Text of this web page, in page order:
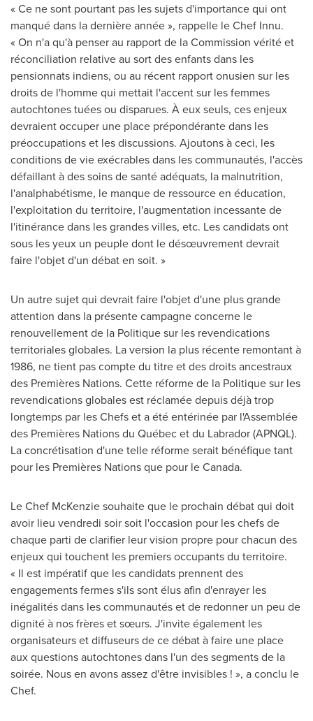
« Ce ne sont pourtant pas les sujets d'importance qui ont
manqué dans la dernière année », rappelle le Chef Innu.
« On n'a qu'à penser au rapport de la Commission vérité et
réconciliation relative au sort des enfants dans les
pensionnats indiens, ou au récent rapport onusien sur les
droits de l'homme qui mettait l'accent sur les femmes
autochtones tuées ou disparues. À eux seuls, ces enjeux
devraient occuper une place prépondérante dans les
préoccupations et les discussions. Ajoutons à ceci, les
conditions de vie exécrables dans les communautés, l'accès
défaillant à des soins de santé adéquats, la malnutrition,
l'analphabétisme, le manque de ressource en éducation,
l'exploitation du territoire, l'augmentation incessante de
l'itinérance dans les grandes villes, etc. Les candidats ont
sous les yeux un peuple dont le désœuvrement devrait
faire l'objet d'un débat en soit. »
Un autre sujet qui devrait faire l'objet d'une plus grande
attention dans la présente campagne concerne le
renouvellement de la Politique sur les revendications
territoriales globales. La version la plus récente remontant à
1986, ne tient pas compte du titre et des droits ancestraux
des Premières Nations. Cette réforme de la Politique sur les
revendications globales est réclamée depuis déjà trop
longtemps par les Chefs et a été entérinée par l'Assemblée
des Premières Nations du Québec et du Labrador(APNQL).
La concrétisation d'une telle réforme serait bénéfique tant
pour les Premières Nations que pour leCanada.
Le Chef McKenzie souhaite que le prochain débat qui doit
avoir lieu vendredi soir soit l'occasion pour les chefs de
chaque parti de clarifier leur vision propre pour chacun des
enjeux qui touchent les premiers occupants du territoire.
« Il est impératif que les candidats prennent des
engagements fermes s'ils sont élus afin d'enrayer les
inégalités dans les communautés et de redonner un peu de
dignité à nos frères et sœurs. J'invite également les
organisateurs et diffuseurs de ce débat à faire une place
aux questions autochtones dans l'un des segments de la
soirée. Nous en avons assez d'être invisibles ! », a conclu le
Chef.